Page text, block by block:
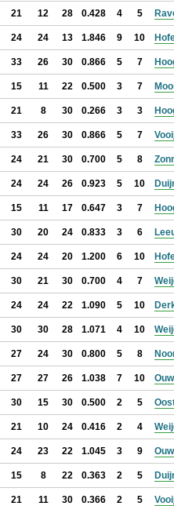
21 12 28 0.428 4 5
24 24 13 1.846 9 10
33 26 30 0.866 5 7
15 11 22 0.500 3 7
21 8 30 0.266 3 3
33 26 30 0.866 5 7
24 21 30 0.700 5 8
24 24 26 0.923 5 10
15 11 17 0.647 3 7
30 20 24 0.833 3 6
24 24 20 1.200 6 10
30 21 30 0.700 4 7
24 24 22 1.090 5 10
30 30 28 1.071 4 10
27 24 30 0.800 5 8
27 27 26 1.038 7 10
30 15 30 0.500 2 5
21 10 24 0.416 2 4
24 23 22 1.045 3 9
15 8 22 0.363 2 5
21 11 30 0.366 2 5